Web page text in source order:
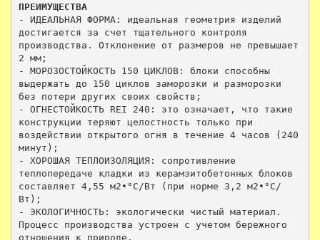
ПРЕИМУЩЕСТВА
- ИДЕАЛЬНАЯ ФОРМА: идеальная геометрия изделий
достигается за счет тщательного контроля
производства. Отклонение от размеров не превышает
2 мм;
- МОРОЗОСТОЙКОСТЬ 150 ЦИКЛОВ: блоки способны
выдержать до 150 циклов заморозки и разморозки
без потери других своих свойств;
- ОГНЕСТОЙКОСТЬ REI 240: это означает, что такие
конструкции теряют целостность только при
воздействии открытого огня в течение 4 часов (240
минут);
- ХОРОШАЯ ТЕПЛОИЗОЛЯЦИЯ: сопротивление
теплопередаче кладки из керамзитобетонных блоков
составляет 4,55 м2∙°С/Вт (при норме 3,2 м2∙°С/
Вт);
- ЭКОЛОГИЧНОСТЬ: экологически чистый материал.
Процесс производства устроен с учетом бережного